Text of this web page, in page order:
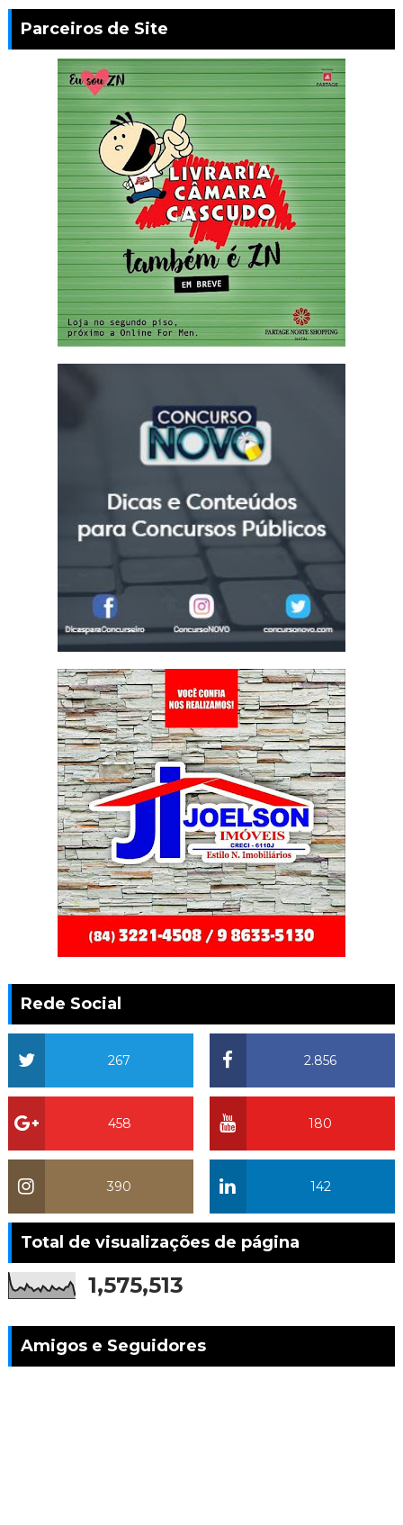
Parceiros de Site
Rede Social
2.856
267
180
458
142
390
Total de visualizações de página
1,575,513
Amigos e Seguidores